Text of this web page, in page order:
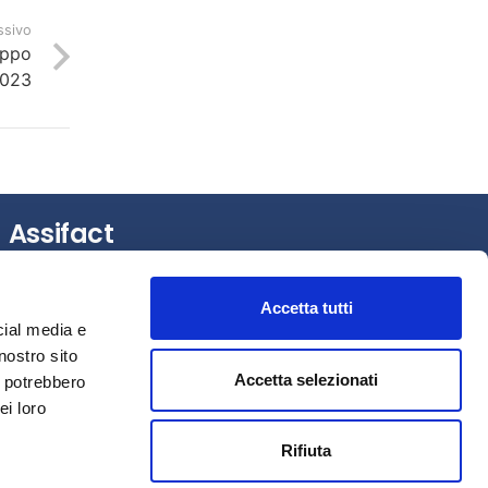
media e
sito
loro
Accetta tutti
Accetta selezionati
Rifiuta
Assifact
Fax: +39 0276020159
Mail:assifact@assifact.it